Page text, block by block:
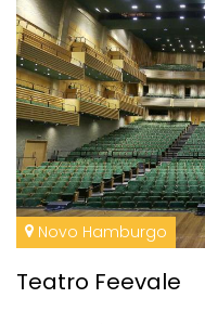
Novo Hamburgo
Teatro Feevale